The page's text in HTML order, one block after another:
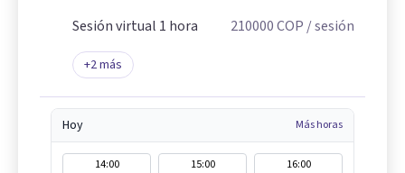
Sesión virtual 1 hora
210000COP / sesión
+2más
Hoy Más horas
14:00 15:00
16:00